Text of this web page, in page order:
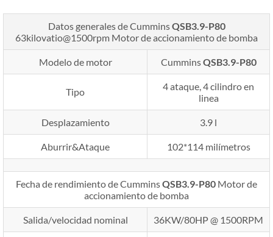
Datos generales de CumminsQSB3.9-P80
63kilovatio@1500rpm Motor de accionamiento de bomba
Modelo de motor CumminsQSB3.9-P80
Tipo
4 ataque, 4 cilindro en
linea
Desplazamiento 3.9 l
Aburrir&Ataque 102*114 milímetros
Fecha de rendimiento de CumminsQSB3.9-P80 Motor de
accionamiento de bomba
Salida/velocidad nominal 36KW/80HP @ 1500RPM